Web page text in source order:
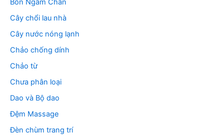
Bồn Ngâm Chân
Cây chổi lau nhà
Cây nước nóng lạnh
Chảo chống dính
Chảo từ
Chưa phân loại
Dao và Bộ dao
Đệm Massage
Đèn chùm trang trí